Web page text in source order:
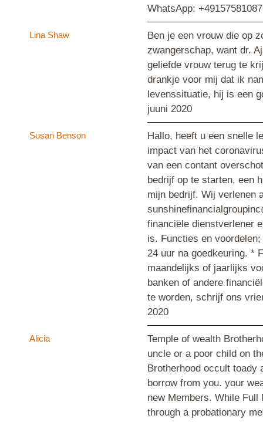
WhatsApp:
Lina Shaw
Ben je een vrouw die op
zwangerschap, want dr.
geliefde vrouw terug te
drankje voor mij dat ik
levenssituatie, hij is een
juuni 2020
Susan Benson
Hallo, heeft u een snelle
impact van het
van een contant
bedrijf op te starten, een
mijn bedrijf. Wij verlenen
financiële dienstverlener
is. Functies en
24 uur na goedkeuring. *
maandelijks of jaarlijks
banken of andere
te worden, schrijf ons
2020
Alicia
Temple of wealth
uncle or a poor child on
Brotherhood occult toady
borrow from you. your
new Members. While
through a probationary